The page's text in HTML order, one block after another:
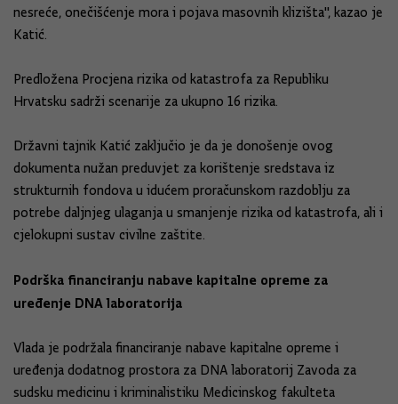
nesreće, onečišćenje mora i pojava masovnih klizišta", kazao je
Katić.
Predložena Procjena rizika od katastrofa za Republiku
Hrvatsku sadrži scenarije za ukupno 16 rizika.
Državni tajnik Katić zaključio je da je donošenje ovog
dokumenta nužan preduvjet za korištenje sredstava iz
strukturnih fondova u idućem proračunskom razdoblju za
potrebe daljnjeg ulaganja u smanjenje rizika od katastrofa, ali i
cjelokupni sustav civilne zaštite.
Podrška financiranju nabave kapitalne opreme za
uređenje DNA laboratorija
Vlada je podržala financiranje nabave kapitalne opreme i
uređenja dodatnog prostora za DNA laboratorij Zavoda za
sudsku medicinu i kriminalistiku Medicinskog fakulteta